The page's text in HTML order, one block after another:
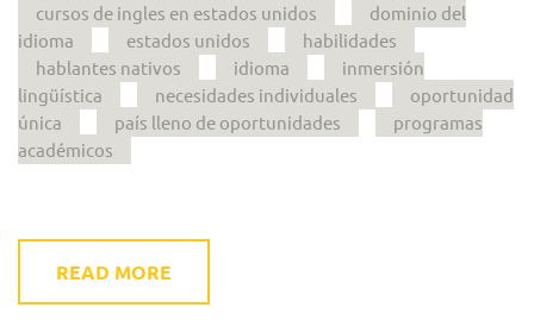
cursos de ingles en estados unidos
dominio del
idioma
estados unidos
habilidades
hablantes nativos
idioma
inmersión
lingüística
necesidades individuales
oportunidad
única
país lleno de oportunidades
programas
académicos
READ MORE